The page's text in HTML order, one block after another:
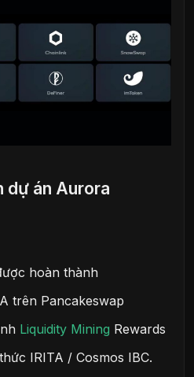
dự án Aurora
hoàn thành
trên Pancakeswap
Liquidity Mining Rewards
IRITA / Cosmos IBC.